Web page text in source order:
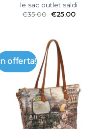
le sac outlet saldi
€35.00 €25.00
In offerta!